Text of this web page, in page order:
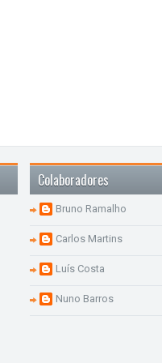
Colaboradores
Bruno Ramalho
Carlos Martins
Luís Costa
Nuno Barros